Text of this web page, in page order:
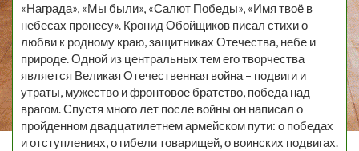
«Награда», «Мы были», «Салют Победы», «Имя твоё в
небесах пронесу». Кронид Обойщиков писал стихи о
любви к родному краю, защитниках Отечества, небе и
природе. Одной из центральных тем его творчества
является Великая Отечественная война – подвиги и
утраты, мужество и фронтовое братство, победа над
врагом. Спустя много лет после войны он написал о
пройденном двадцатилетнем армейском пути: о победах
и отступлениях, о гибели товарищей, о воинских подвигах.